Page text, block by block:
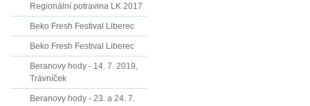
Regionální potravina LK 2017
Beko Fresh Festival Liberec
Beko Fresh Festival Liberec
Beranovy hody - 14. 7. 2019,
Trávníček
Beranovy hody - 23. a 24. 7.